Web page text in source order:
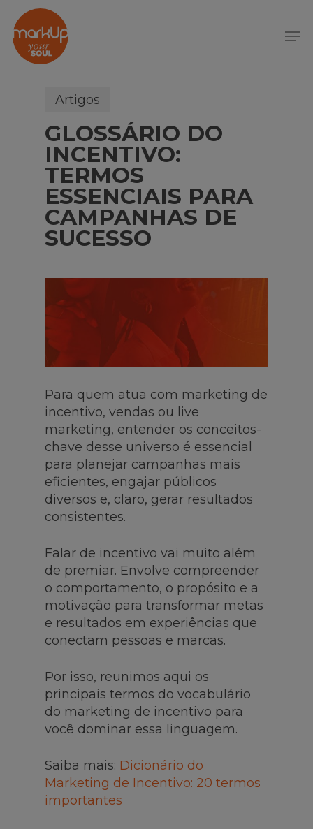
Menu
Artigos
GLOSSÁRIO DO
INCENTIVO:
TERMOS
ESSENCIAIS PARA
CAMPANHAS DE
SUCESSO
Para quem atua com marketing de
incentivo, vendas ou live
marketing, entender os conceitos-
chave desse universo é essencial
para planejar campanhas mais
eficientes, engajar públicos
diversos e, claro, gerar resultados
consistentes.
Falar de incentivo vai muito além
de premiar. Envolve compreender
o comportamento, o propósito e a
motivação para transformar metas
e resultados em experiências que
conectam pessoas e marcas.
Por isso, reunimos aqui os
principais termos do vocabulário
do marketing de incentivo para
você dominar essa linguagem.
Saiba mais: Dicionário do
Marketing de Incentivo: 20 termos
importantes